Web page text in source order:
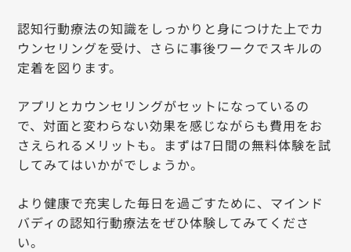
認知行動療法の知識をしっかりと身につけた上でカ
ウンセリングを受け、さらに事後ワークでスキルの
定着を図ります。
アプリとカウンセリングがセットになっているの
で、対面と変わらない効果を感じながらも費用をお
さえられるメリットも。まずは7日間の無料体験を試
してみてはいかがでしょうか。
より健康で充実した毎日を過ごすために、マインド
バディの認知行動療法をぜひ体験してみてくださ
い。